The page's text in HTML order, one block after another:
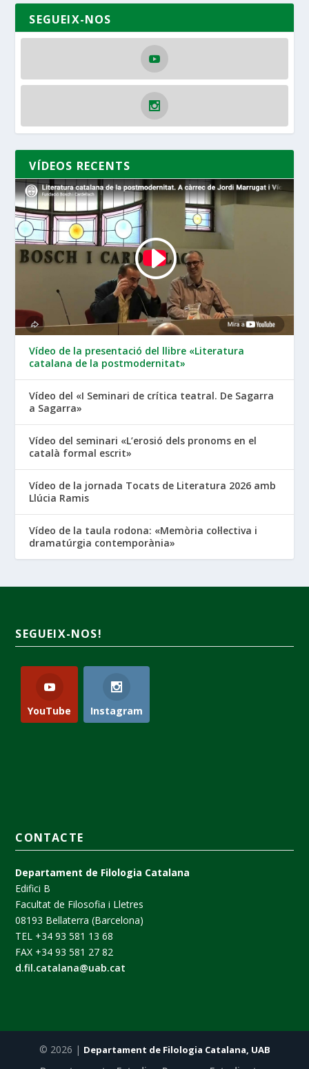
SEGUEIX-NOS
VÍDEOS RECENTS
Vídeo de la presentació del llibre «Literatura
catalana de la postmodernitat»
Vídeo del «I Seminari de crítica teatral. De Sagarra
a Sagarra»
Vídeo del seminari «L’erosió dels pronoms en el
català formal escrit»
Vídeo de la jornada Tocats de Literatura 2026 amb
Llúcia Ramis
Vídeo de la taula rodona: «Memòria col·lectiva i
dramatúrgia contemporània»
SEGUEIX-NOS!
YouTube Instagram
CONTACTE
Departament de Filologia Catalana
Edifici B
Facultat de Filosofia i Lletres
08193 Bellaterra (Barcelona)
TEL +34 93 581 13 68
FAX +34 93 581 27 82
d.fil.catalana@uab.cat
© 2026 | Departament de Filologia Catalana, UAB